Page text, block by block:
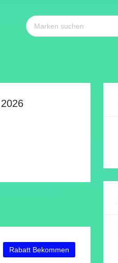
Rabatt Bekommen